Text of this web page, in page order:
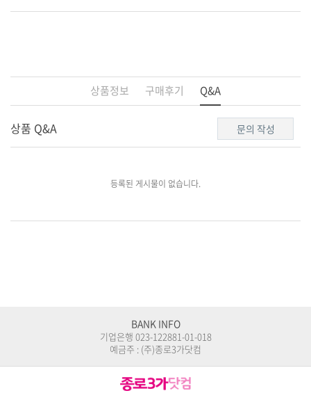
상품정보 구매후기 Q&A
상품 Q&A 문의 작성
BANK INFO
기업은행 023-122881-01-018
예금주 : (주)종로3가닷컴